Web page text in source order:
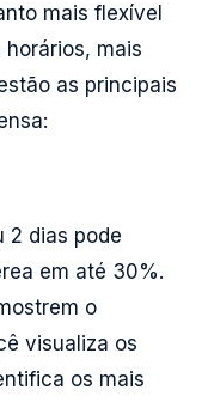
mais flexível
mais
as principais
2 dias pode
em até 30%.
o
visualiza os
os mais